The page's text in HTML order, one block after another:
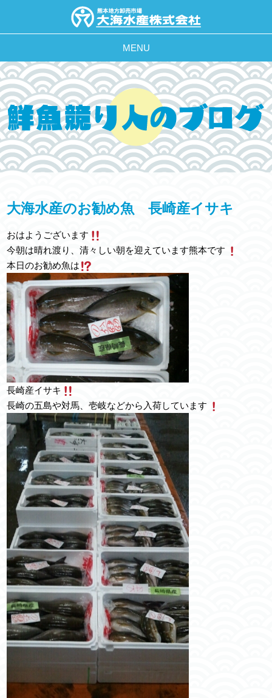
MENU
大海水産のお勧め魚 長崎産イサキ
おはようございます
今朝は晴れ渡り、清々しい朝を迎えています熊本です
本日のお勧め魚は
長崎産イサキ
長崎の五島や対馬、壱岐などから入荷しています